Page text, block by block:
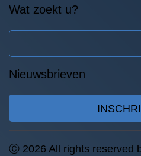
Wat zoekt u?
Nieuwsbrieven
Ⓒ 2026 All rights reserved